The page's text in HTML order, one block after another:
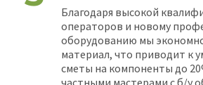
Благодаря высокой
операторов и новому
оборудованию мы
материал, что приводит к
сметы на компоненты до
частными мастерами с б/у